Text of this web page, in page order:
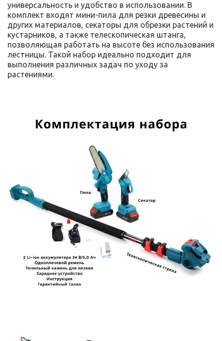
универсальность и удобство в использовании. В
комплект входят мини-пила для резки древесины и
других материалов, секаторы для обрезки растений и
кустарников, а также телескопическая штанга,
позволяющая работать на высоте без использования
лестницы. Такой набор идеально подходит для
выполнения различных задач по уходу за
растениями.